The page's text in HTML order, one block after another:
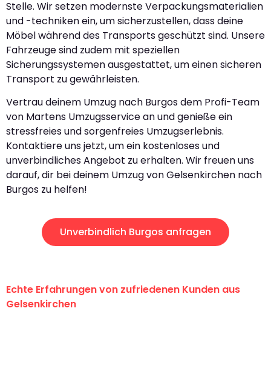
Stelle. Wir setzen modernste Verpackungsmaterialien
und -techniken ein, um sicherzustellen, dass deine
Möbel während des Transports geschützt sind. Unsere
Fahrzeuge sind zudem mit speziellen
Sicherungssystemen ausgestattet, um einen sicheren
Transport zu gewährleisten.
Vertrau deinem Umzug nach Burgos dem Profi-Team
von Martens Umzugsservice an und genieße ein
stressfreies und sorgenfreies Umzugserlebnis.
Kontaktiere uns jetzt, um ein kostenloses und
unverbindliches Angebot zu erhalten. Wir freuen uns
darauf, dir bei deinem Umzug von Gelsenkirchen nach
Burgos zu helfen!
Unverbindlich Burgos anfragen
Echte Erfahrungen von zufriedenen Kunden aus
Gelsenkirchen